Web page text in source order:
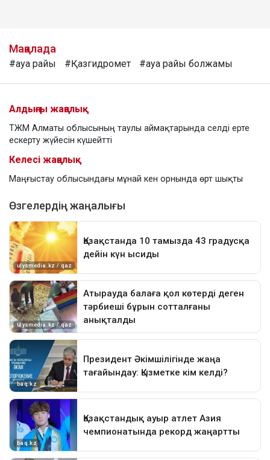
Мақалада
#ауа райы #Қазгидромет #ауа райы болжамы
Алдыңғы жаңалық
ТЖМ Алматы облысының таулы аймақтарында селді ерте
ескерту жүйесін күшейтті
Келесі жаңалық
Маңғыстау облысындағы мұнай кен орнында өрт шықты